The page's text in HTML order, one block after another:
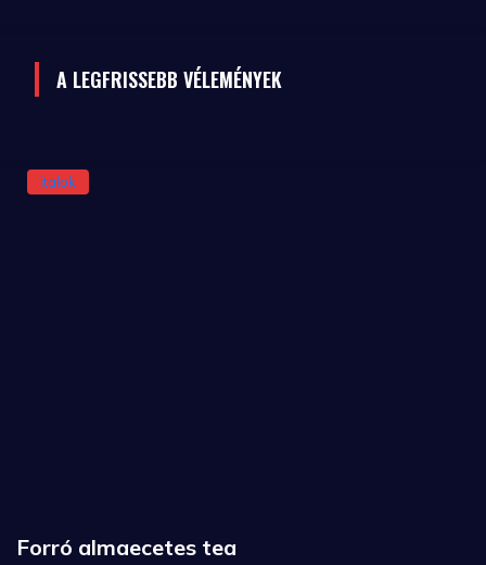
A LEGFRISSEBB VÉLEMÉNYEK
italok
Forró almaecetes tea